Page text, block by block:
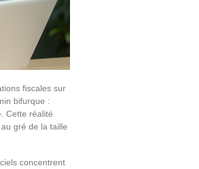
fiscales sur
bifurque :
Cette réalité
gré de la taille
concentrent